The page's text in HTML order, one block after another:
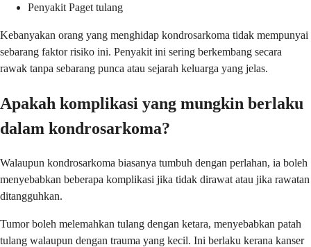
Penyakit Paget tulang
Kebanyakan orang yang menghidap kondrosarkoma tidak mempunyai
sebarang faktor risiko ini. Penyakit ini sering berkembang secara
rawak tanpa sebarang punca atau sejarah keluarga yang jelas.
Apakah komplikasi yang mungkin berlaku
dalam kondrosarkoma?
Walaupun kondrosarkoma biasanya tumbuh dengan perlahan, ia boleh
menyebabkan beberapa komplikasi jika tidak dirawat atau jika rawatan
ditangguhkan.
Tumor boleh melemahkan tulang dengan ketara, menyebabkan patah
tulang walaupun dengan trauma yang kecil. Ini berlaku kerana kanser